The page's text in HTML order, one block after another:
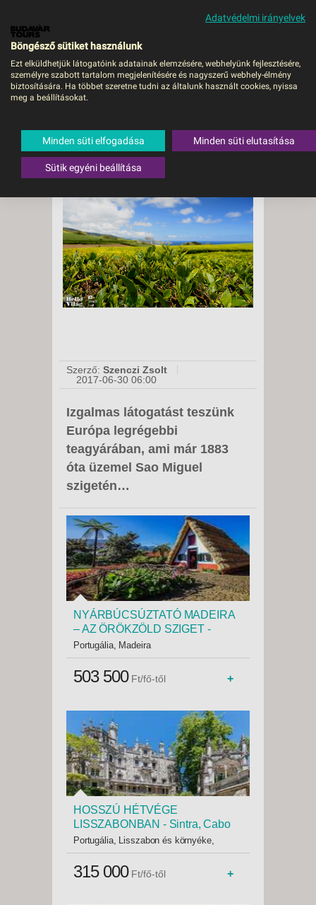
MENÜ
A Gorreana
teaültetvény
Szerző: Szenczi Zsolt
2017-06-30 06:00
Izgalmas látogatást teszünk
Európa legrégebbi
teagyárában, ami már 1883
óta üzemel Sao Miguel
szigetén…
NYÁRBÚCSÚZTATÓ MADEIRA
– AZ ÖRÖKZÖLD SZIGET -
Funchal – Câmara de Lobos –
Porto Moniz – Paul da Serra –
Santana – Machico – Monte -
Budapest, Repülő 3*
Portugália, Madeira
503 500 Ft/fő-től +
HOSSZÚ HÉTVÉGE
LISSZABONBAN - Sintra, Cabo
da Roca, Cascais és a Tejo-folyó -
Budapest, Repülő
Portugália, Lisszabon és környéke,
Lisszabon
315 000 Ft/fő-től +
Adatvédelmi irányelvek
Böngésző sütiket használunk
Ezt elküldhetjük látogatóink adatainak elemzésére, webhelyünk fejlesztésére,
személyre szabott tartalom megjelenítésére és nagyszerű webhely-élmény
biztosítására. Ha többet szeretne tudni az általunk használt cookies, nyissa
meg a beállításokat.
Minden süti elfogadása Minden süti elutasítása
Sütik egyéni beállítása